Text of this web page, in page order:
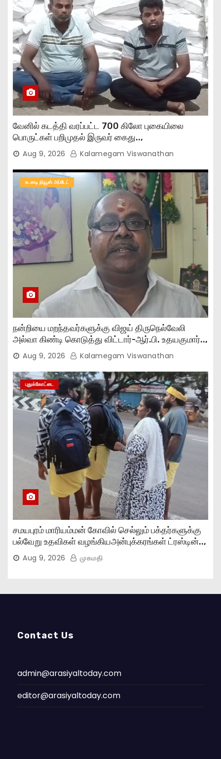
வேனில் கடத்தி வரப்பட்ட 700 கிலோ புகையிலை
பொருட்கள் பறிமுதல் இருவர் கைது..,
Aug 9, 2026 Kalamegam Viswanathan
உடனடி நியூஸ் அப்டேட்
நன்றியை மறந்தவர்களுக்கு விஜய் திருநெல்வேலி
அல்வா கிண்டி கொடுத்து விட்டார்-ஆர்‌.பி. உதயகுமார்..,
Aug 9, 2026 Kalamegam Viswanathan
புதுக்கோட்டை
சமயபுரம் மாரியம்மன் கோவில் செல்லும் பக்தர்களுக்கு
பல்வேறு உதவிகள் வழங்கியஅன்புக்கரங்கள் ட்ரஸ்டின்..,
Aug 9, 2026 முகமதி
Contact Us
admin@arasiyaltoday.com
editor@arasiyaltoday.com